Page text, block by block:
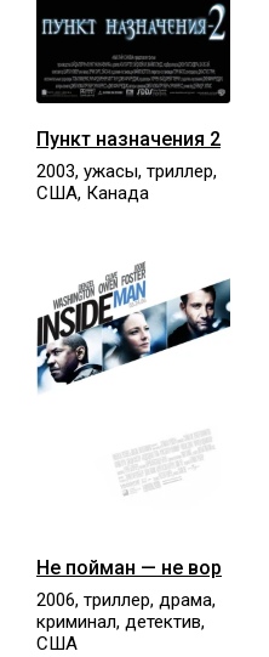
Пункт назначения 2
2003, ужасы, триллер,
США, Канада
Не пойман — не вор
2006, триллер, драма,
криминал, детектив,
США